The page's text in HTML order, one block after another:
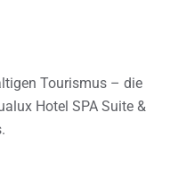
Tourismus – die
Hotel SPA Suite &